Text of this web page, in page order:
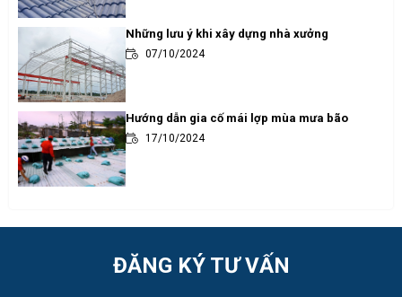
Những lưu ý khi xây dựng nhà xưởng
07/10/2024
Hướng dẫn gia cố mái lợp mùa mưa bão
17/10/2024
ĐĂNG KÝ TƯ VẤN